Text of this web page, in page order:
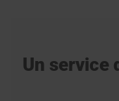
Un service